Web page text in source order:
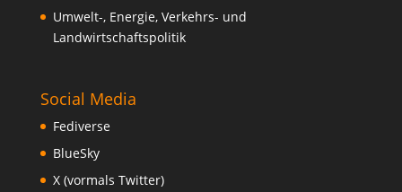
Umwelt-, Energie, Verkehrs- und
Landwirtschaftspolitik
Social Media
Fediverse
BlueSky
X (vormals Twitter)